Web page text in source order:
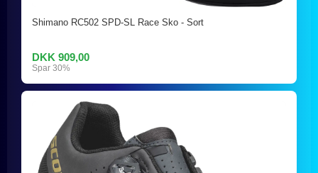
Shimano RC502 SPD-SL Race Sko - Sort
DKK 909,00
Spar 30%